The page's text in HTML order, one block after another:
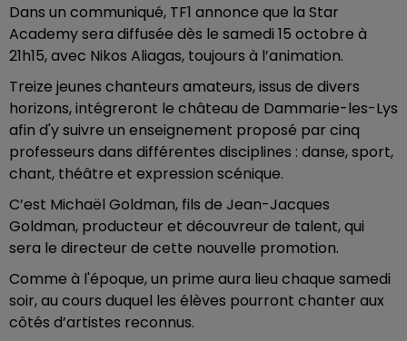
Dans un communiqué, TF1 annonce que la Star
Academy sera diffusée dès le samedi 15 octobre à
21h15, avec Nikos Aliagas, toujours à l’animation.
Treize jeunes chanteurs amateurs, issus de divers
horizons, intégreront le château de Dammarie-les-Lys
afin d'y suivre un enseignement proposé par cinq
professeurs dans différentes disciplines : danse, sport,
chant, théâtre et expression scénique.
C’est Michaël Goldman, fils de Jean-Jacques
Goldman, producteur et découvreur de talent, qui
sera le directeur de cette nouvelle promotion.
Comme à l'époque, un prime aura lieu chaque samedi
soir, au cours duquel les élèves pourront chanter aux
côtés d’artistes reconnus.